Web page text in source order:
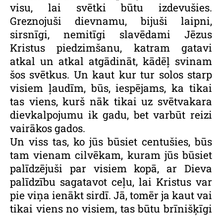
visu, lai svētki būtu izdevušies.
Greznojuši dievnamu, bijuši laipni,
sirsnīgi, nemitīgi slavēdami Jēzus
Kristus piedzimšanu, katram gatavi
atkal un atkal atgādināt, kādēļ svinam
šos svētkus. Un kaut kur tur solos starp
visiem ļaudīm, būs, iespējams, ka tikai
tas viens, kurš nāk tikai uz svētvakara
dievkalpojumu ik gadu, bet varbūt reizi
vairākos gados.
Un viss tas, ko jūs būsiet centušies, būs
tam vienam cilvēkam, kuram jūs būsiet
palīdzējuši par visiem kopā, ar Dieva
palīdzību sagatavot ceļu, lai Kristus var
pie viņa ienākt sirdī. Jā, tomēr ja kaut vai
tikai viens no visiem, tas būtu brīnišķīgi